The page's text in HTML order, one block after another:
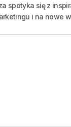
spotyka się z
i na nowe